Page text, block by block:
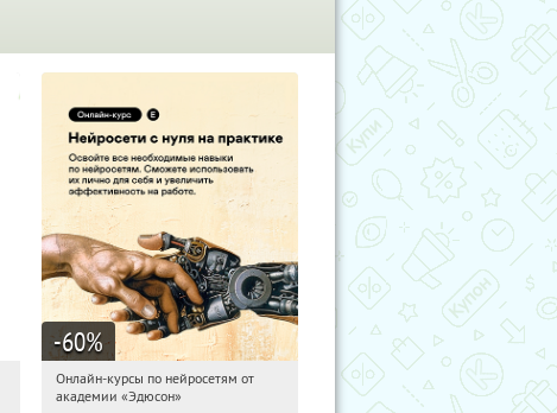
-60%
04:56:20 Получили:
Онлайн-курсы по нейросетям от
академии «Эдюсон»